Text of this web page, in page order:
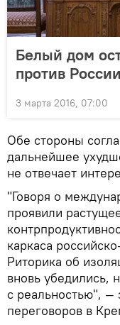
Белый дом
против России
3 марта 2016, 07:00
Обе стороны
дальнейшее
не отвечает
"Говоря о
проявили
каркаса
Риторика об
вновь убедились,
с реальностью", —
переговоров в